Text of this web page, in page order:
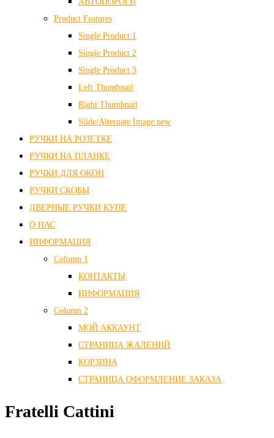
Product Features
Single Product 1
Single Product 2
Single Product 3
Left Thumbnail
Right Thumbnail
Slide/Alternate Image new
РУЧКИ НА РОЗЕТКЕ
РУЧКИ НА ПЛАНКЕ
РУЧКИ ДЛЯ ОКОН
РУЧКИ СКОБЫ
ДВЕРНЫЕ РУЧКИ КУПЕ
О НАС
ИНФОРМАЦИЯ
Column 1
КОНТАКТЫ
ИНФОРМАЦИЯ
Column 2
МОЙ АККАУНТ
СТРАНИЦА ЖАЛЕНИЙ
КОРЗИНА
СТРАНИЦА ОФОРМЛЕНИЕ ЗАКАЗА
Fratelli Cattini